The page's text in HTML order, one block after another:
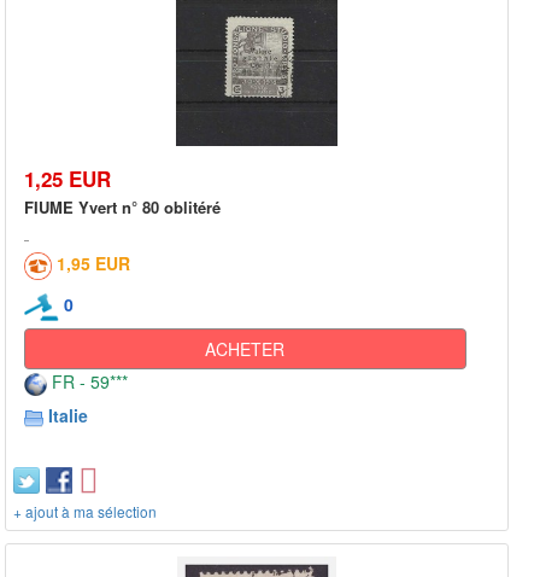
1,25 EUR
FIUME Yvert n° 80 oblitéré
1,95 EUR
0
ACHETER
FR - 59***
Italie
+ ajout à ma sélection